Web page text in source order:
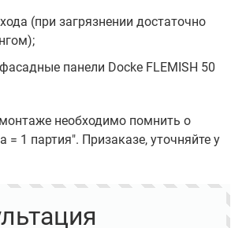
(при загрязнении достаточно
панели Docke FLEMISH 50
необходимо помнить о
= 1 партия". Призаказе, уточняйте у